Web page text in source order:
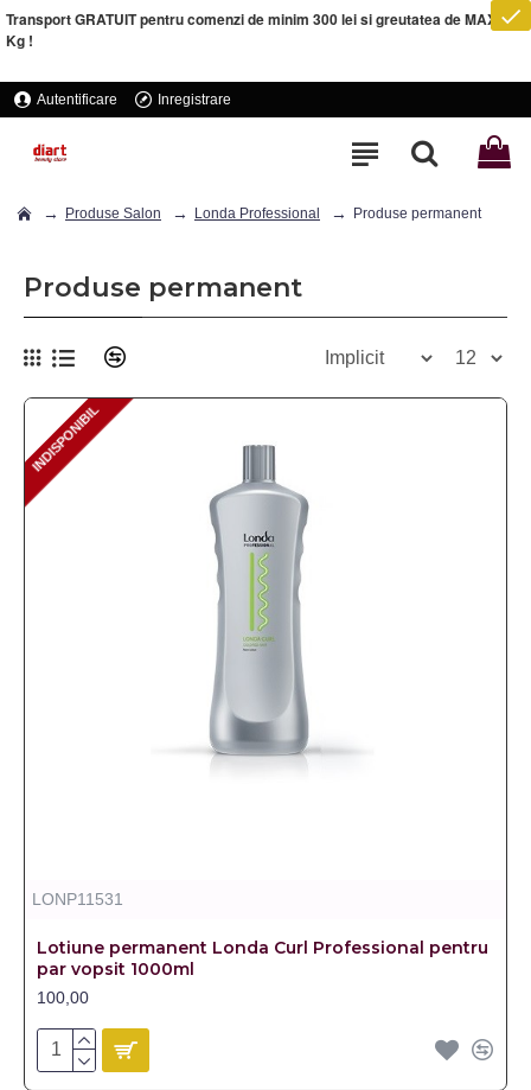
Transport GRATUIT pentru comenzi de minim 300 lei si greutatea de MAXIM 5
Kg !
Autentificare Inregistrare
Produse Salon Londa Professional Produse permanent
Produse permanent
INDISPONIBIL
INDISPONIBIL
LONP11531
Lotiune permanent Londa Curl Professional pentru
par vopsit 1000ml
100,00